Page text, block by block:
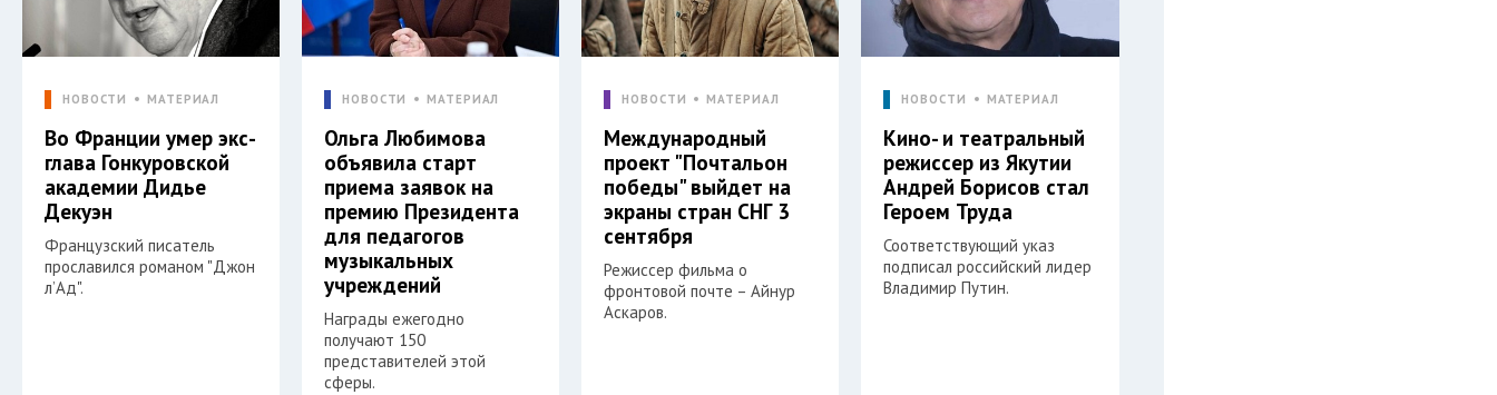
НОВОСТИ МАТЕРИАЛ
Во Франции умер экс-
глава Гонкуровской
академии Дидье
Декуэн
Французский писатель
прославился романом "Джон
л’Ад".
НОВОСТИ МАТЕРИАЛ
Ольга Любимова
объявила старт
приема заявок на
премию Президента
для педагогов
музыкальных
учреждений
Награды ежегодно
получают 150
представителей этой
сферы.
НОВОСТИ МАТЕРИАЛ
Международный
проект "Почтальон
победы" выйдет на
экраны стран СНГ 3
сентября
Режиссер фильма о
фронтовой почте – Айнур
Аскаров.
НОВОСТИ МАТЕРИАЛ
Кино- и театральный
режиссер из Якутии
Андрей Борисов стал
Героем Труда
Соответствующий указ
подписал российский лидер
Владимир Путин.